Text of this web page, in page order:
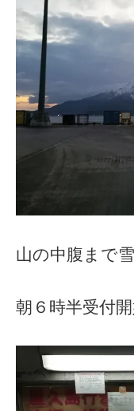
山の中腹まで
朝６時半受付開